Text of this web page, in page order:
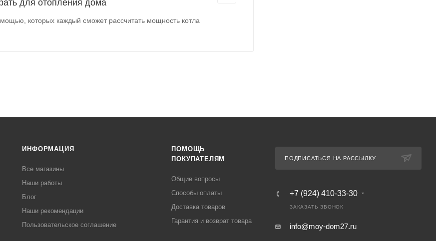
для отопления дома
которых каждый сможет рассчитать мощность котла
ИНФОРМАЦИЯ
Все магазины
Наши работы
Блог
Наши рекомендации
Пользовательское соглашение
ПОМОЩЬ
ПОКУПАТЕЛЯМ
Общие вопросы
Способы оплаты
Доставка товаров
Гарантия и возврат товара
ПОДПИСАТЬСЯ НА РАССЫЛКУ
+7 (924) 410-33-30
ЗАКАЗАТЬ ЗВОНОК
info@moy-dom27.ru